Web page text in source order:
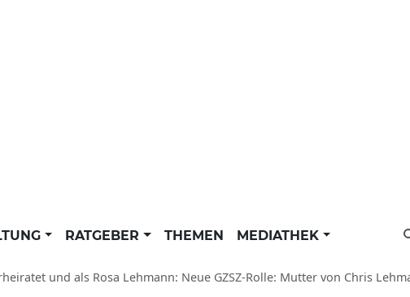
RATGEBER THEMEN MEDIATHEK
und als Rosa Lehmann: Neue GZSZ-Rolle: Mutter von Chris